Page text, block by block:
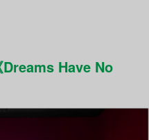
Have No